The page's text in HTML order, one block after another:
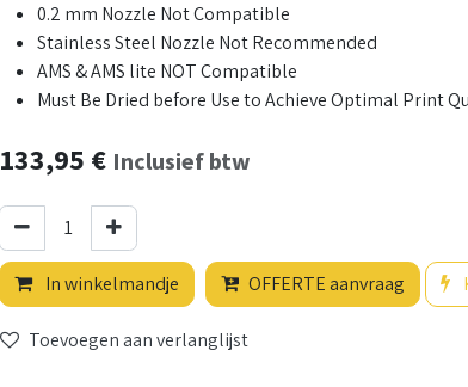
0.2 mm Nozzle Not Compatible
Stainless Steel Nozzle Not Recommended
AMS & AMS lite NOT Compatible
Must Be Dried before Use to Achieve Optimal Print
133,95 € Inclusief btw
In winkelmandje OFFERTE aanvraag
Toevoegen aan verlanglijst